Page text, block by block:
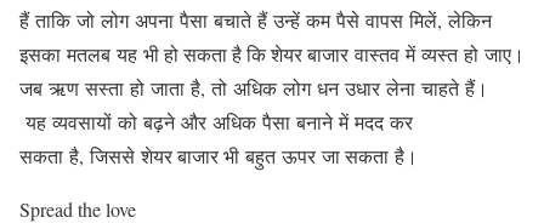
हैं ताकि जो लोग अपना पैसा बचाते हैं उन्हें कम पैसे वापस मिलें, लेकिन
इसका मतलब यह भी हो सकता है कि शेयर बाजार वास्तव में व्यस्त हो जाए।
जब ऋण सस्ता हो जाता है, तो अधिक लोग धन उधार लेना चाहते हैं।
यह व्यवसायों को बढ़ने और अधिक पैसा बनाने में मदद कर
सकता है, जिससे शेयर बाजार भी बहुत ऊपर जा सकता है।
Spread the love